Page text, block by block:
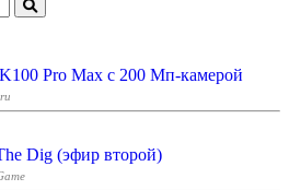
Pro Max с 200 Мп-камерой
Dig (эфир второй)